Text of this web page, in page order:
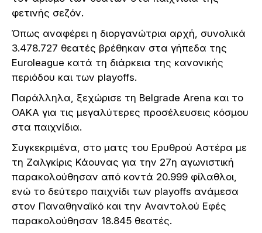
φετινής σεζόν.
Όπως αναφέρει η διοργανώτρια αρχή, συνολικά
3.478.727 θεατές βρέθηκαν στα γήπεδα της
Euroleague κατά τη διάρκεια της κανονικής
περιόδου και των playoffs.
Παράλληλα, ξεχώρισε τη Belgrade Arena και το
ΟΑΚΑ για τις μεγαλύτερες προσέλευσεις κόσμου
στα παιχνίδια.
Συγκεκριμένα, στο ματς του Ερυθρού Αστέρα με
τη Ζαλγκίρις Κάουνας για την 27η αγωνιστική
παρακολούθησαν από κοντά 20.999 φίλαθλοι,
ενώ το δεύτερο παιχνίδι των playoffs ανάμεσα
στον Παναθηναϊκό και την Αναντολού Εφές
παρακολούθησαν 18.845 θεατές.